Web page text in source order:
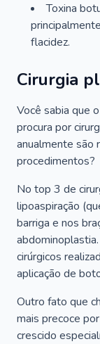
Toxina
flacidez.
Cirurgia
Você sabia que
procura por
anualmente são
procedimentos?
No top 3 de
lipoaspiração
barriga e nos
cirúrgicos
aplicação de
Outro fato que
mais precoce
crescido